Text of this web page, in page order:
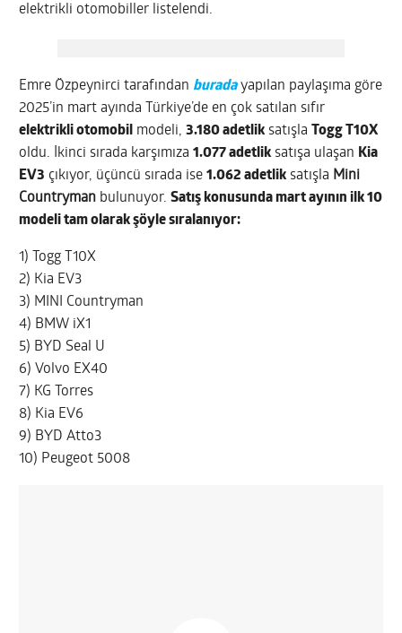
elektrikli otomobiller listelendi.
Emre Özpeynirci tarafından buradayapılan paylaşıma göre
2025’in mart ayında Türkiye’de en çok satılan sıfır
elektrikli otomobil modeli,3.180 adetlik satışla
Togg T10X
oldu. İkinci sırada karşımıza1.077 adetlik satışa ulaşan Kia
EV3 çıkıyor, üçüncü sırada ise1.062 adetlik satışla Mini
Countryman bulunuyor.Satış konusunda mart ayının ilk 10
modeli tam olarak şöyle sıralanıyor:
1) Togg T10X
2) Kia EV3
3) MINI Countryman
4) BMW iX1
5) BYD Seal U
6) Volvo EX40
7) KG Torres
8) Kia EV6
9) BYD Atto3
10) Peugeot 5008